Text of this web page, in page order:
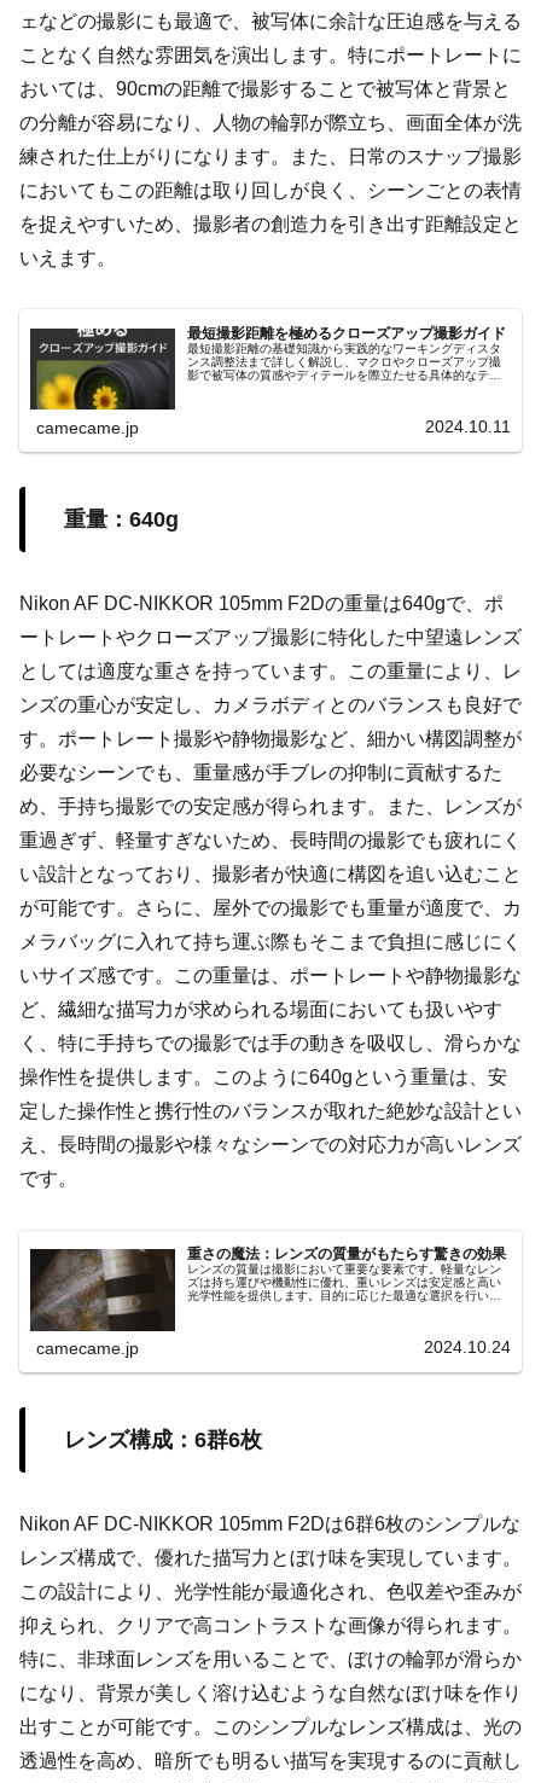
ェなどの撮影にも最適で、被写体に余計な圧迫感を与える
ことなく自然な雰囲気を演出します。特にポートレートに
おいては、90cmの距離で撮影することで被写体と背景と
の分離が容易になり、人物の輪郭が際立ち、画面全体が洗
練された仕上がりになります。また、日常のスナップ撮影
においてもこの距離は取り回しが良く、シーンごとの表情
を捉えやすいため、撮影者の創造力を引き出す距離設定と
いえます。
最短撮影距離を極めるクローズアップ撮影ガイド
最短撮影距離の基礎知識から実践的なワーキングディスタ
ンス調整法まで詳しく解説し、マクロやクローズアップ撮
影で被写体の質感やディテールを際立たせる具体的なテク
camecame.jp 2024.10.11
重量：640g
Nikon AF DC-NIKKOR 105mm F2Dの重量は640gで、ポ
ートレートやクローズアップ撮影に特化した中望遠レンズ
としては適度な重さを持っています。この重量により、レ
ンズの重心が安定し、カメラボディとのバランスも良好で
す。ポートレート撮影や静物撮影など、細かい構図調整が
必要なシーンでも、重量感が手ブレの抑制に貢献するた
め、手持ち撮影での安定感が得られます。また、レンズが
重過ぎず、軽量すぎないため、長時間の撮影でも疲れにく
い設計となっており、撮影者が快適に構図を追い込むこと
が可能です。さらに、屋外での撮影でも重量が適度で、カ
メラバッグに入れて持ち運ぶ際もそこまで負担に感じにく
いサイズ感です。この重量は、ポートレートや静物撮影な
ど、繊細な描写力が求められる場面においても扱いやす
く、特に手持ちでの撮影では手の動きを吸収し、滑らかな
操作性を提供します。このように640gという重量は、安
定した操作性と携行性のバランスが取れた絶妙な設計とい
え、長時間の撮影や様々なシーンでの対応力が高いレンズ
です。
重さの魔法：レンズの質量がもたらす驚きの効果
レンズの質量は撮影において重要な要素です。軽量なレン
ズは持ち運びや機動性に優れ、重いレンズは安定感と高い
光学性能を提供します。目的に応じた最適な選択を行い、
camecame.jp 2024.10.24
レンズ構成：6群6枚
Nikon AF DC-NIKKOR 105mm F2Dは6群6枚のシンプルな
レンズ構成で、優れた描写力とぼけ味を実現しています。
この設計により、光学性能が最適化され、色収差や歪みが
抑えられ、クリアで高コントラストな画像が得られます。
特に、非球面レンズを用いることで、ぼけの輪郭が滑らか
になり、背景が美しく溶け込むような自然なぼけ味を作り
出すことが可能です。このシンプルなレンズ構成は、光の
透過性を高め、暗所でも明るい描写を実現するのに貢献し